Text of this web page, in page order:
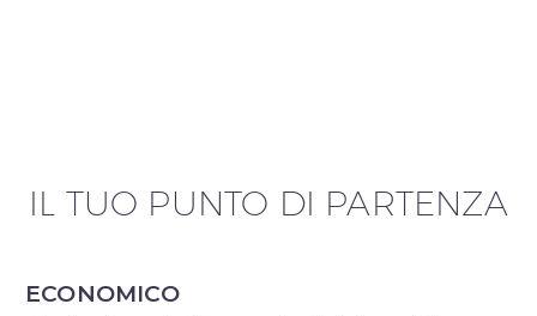
IL TUO PUNTO DI PARTENZA
ECONOMICO